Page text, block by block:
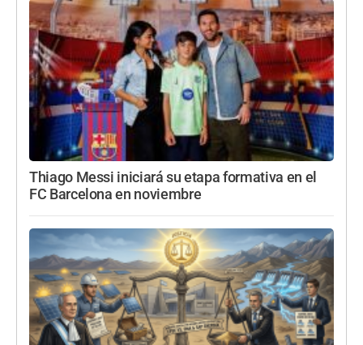
Thiago Messi iniciará su etapa formativa en el
FC Barcelona en noviembre